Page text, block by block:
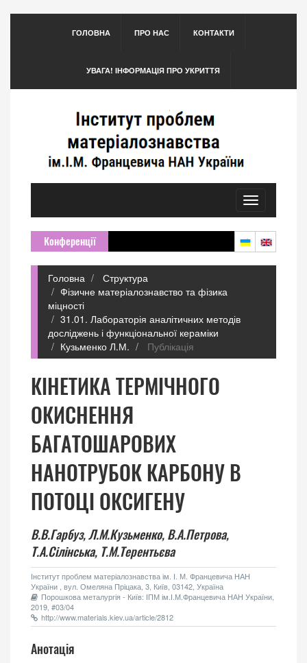
ГОЛОВНА ПРО НАС КОНТАКТИ
УВАГА! ІНФОРМАЦІЯ ПРО УКРИТТЯ
Toggle
navigation
Конференції
Головна
Структура
Фізичне матеріалознавство та фізика
міцності
31.01. Лабораторія аналітичних методів
досліджень і функціональної кераміки
Кузьменко Л.М.
Публікація
КІНЕТИКА ТЕРМІЧНОГО
ОКИСНЕННЯ
БАГАТОШАРОВИХ
НАНОТРУБОК КАРБОНУ В
ПОТОЦІ ОКСИГЕНУ
В.В.Гарбуз,Л.М.Кузьменко, В.А.Петрова,
Т.А.Сілінська, Т.М.Терентьєва
Інститут проблем матеріалознавства ім. І. М. Францевича НАН
України , вул. Омеляна Пріцака, 3, Київ, 03142, Україна
Порошкова металургія - Київ: ІПМ ім.І.М.Францевича НАН України,
2019, #03/04
http://www.materials.kiev.ua/article/2812
Анотація